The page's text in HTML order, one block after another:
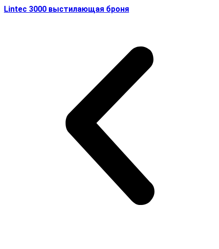
Lintec 3000 выстилающая броня